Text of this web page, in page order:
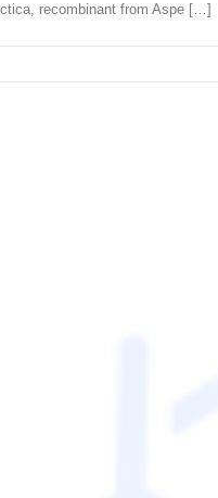
recombinant from Aspe […]